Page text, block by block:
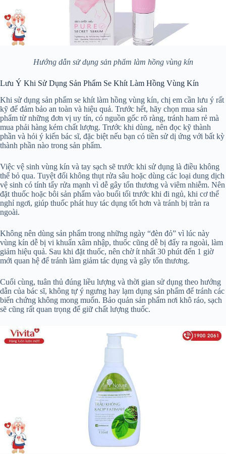
Hướng dẫn sử dụng sản phẩm làm hồng vùng kín
Lưu Ý Khi Sử Dụng Sản Phẩm Se Khít Làm Hồng Vùng Kín
Khi sử dụng sản phẩm se khít làm hồng vùng kín, chị em cần lưu ý rất
kỹ để đảm bảo an toàn và hiệu quả. Trước hết, hãy chọn mua sản
phẩm từ những đơn vị uy tín, có nguồn gốc rõ ràng, tránh ham rẻ mà
mua phải hàng kém chất lượng. Trước khi dùng, nên đọc kỹ thành
phần và hỏi ý kiến bác sĩ, đặc biệt nếu bạn có tiền sử dị ứng với bất kỳ
thành phần nào trong sản phẩm.
Việc vệ sinh vùng kín và tay sạch sẽ trước khi sử dụng là điều không
thể bỏ qua. Tuyệt đối không thụt rửa sâu hoặc dùng các loại dung dịch
vệ sinh có tính tẩy rửa mạnh vì dễ gây tổn thương và viêm nhiễm. Nên
đặt thuốc hoặc bôi sản phẩm vào buổi tối trước khi đi ngủ, khi cơ thể
nghỉ ngơi, giúp thuốc phát huy tác dụng tốt hơn và tránh bị tràn ra
ngoài.
Không nên dùng sản phẩm trong những ngày “đèn đỏ” vì lúc này
vùng kín dễ bị vi khuẩn xâm nhập, thuốc cũng dễ bị đẩy ra ngoài, làm
giảm hiệu quả. Sau khi đặt thuốc, nên chờ ít nhất 30 phút đến 1 giờ
mới quan hệ để tránh làm giảm tác dụng và gây tổn thương.
Cuối cùng, tuân thủ đúng liều lượng và thời gian sử dụng theo hướng
dẫn của bác sĩ, không tự ý ngưng hay lạm dụng sản phẩm để tránh các
biến chứng không mong muốn. Bảo quản sản phẩm nơi khô ráo, sạch
sẽ cũng rất quan trọng để giữ chất lượng thuốc.